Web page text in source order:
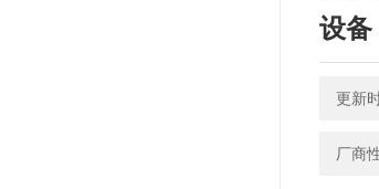
设备
更新
厂商